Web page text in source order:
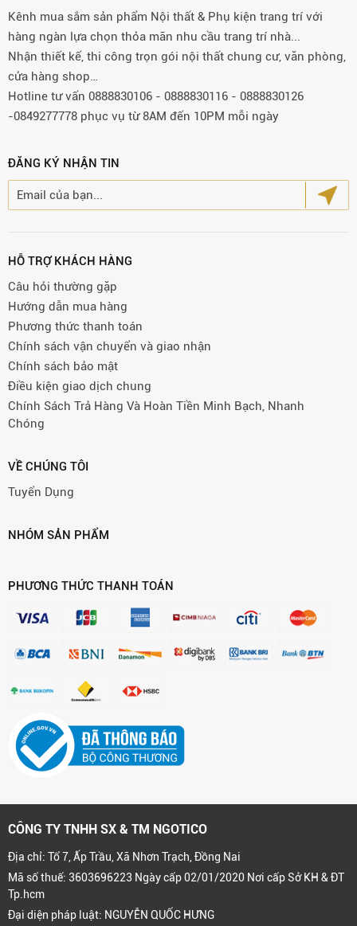
Kênh mua sắm sản phẩm Nội thất & Phụ kiện trang trí với
hàng ngàn lựa chọn thỏa mãn nhu cầu trang trí nhà...
Nhận thiết kế, thi công trọn gói nội thất chung cư, văn phòng,
cửa hàng shop…
Hotline tư vấn 0888830106 - 0888830116 - 0888830126
-0849277778 phục vụ từ 8AM đến 10PM mỗi ngày
ĐĂNG KÝ NHẬN TIN
HỖ TRỢ KHÁCH HÀNG
Câu hỏi thường gặp
Hướng dẫn mua hàng
Phương thức thanh toán
Chính sách vận chuyển và giao nhận
Chính sách bảo mật
Điều kiện giao dịch chung
Chính Sách Trả Hàng Và Hoàn Tiền Minh Bạch, Nhanh
Chóng
VỀ CHÚNG TÔI
Tuyển Dụng
NHÓM SẢN PHẨM
PHƯƠNG THỨC THANH TOÁN
CÔNG TY TNHH SX & TM NGOTICO
Địa chỉ: Tổ 7, Ấp Trầu, Xã Nhơn Trạch, Đồng Nai
Mã số thuế: 3603696223 Ngày cấp 02/01/2020 Nơi cấp Sở KH & ĐT
Tp.hcm
Đại diện pháp luật: NGUYỄN QUỐC HƯNG